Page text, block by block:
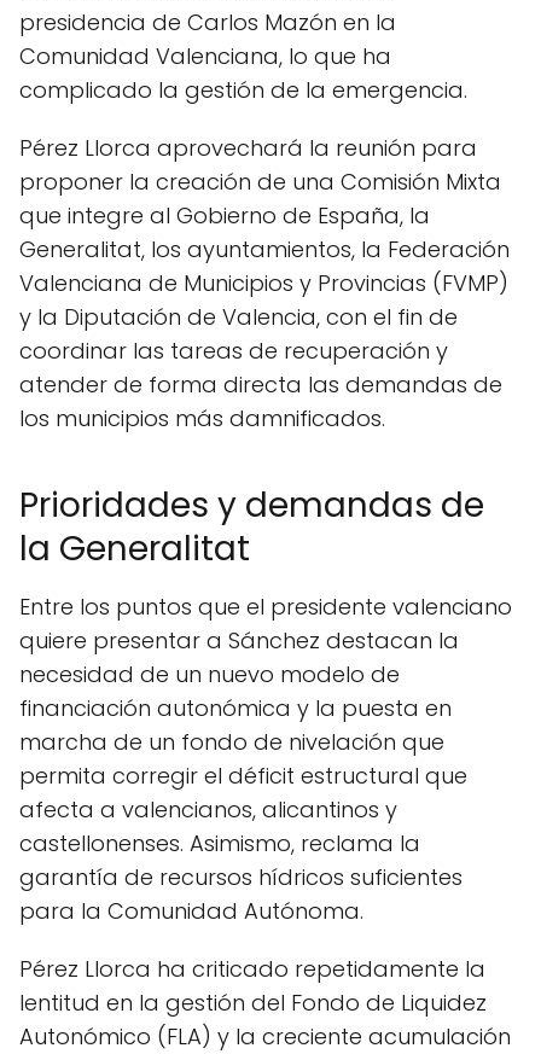
presidencia de Carlos Mazón en la
Comunidad Valenciana, lo que ha
complicado la gestión de la emergencia.
Pérez Llorca aprovechará la reunión para
proponer la creación de una Comisión Mixta
que integre al Gobierno de España, la
Generalitat, los ayuntamientos, la Federación
Valenciana de Municipios y Provincias (FVMP)
y la Diputación de Valencia, con el fin de
coordinar las tareas de recuperación y
atender de forma directa las demandas de
los municipios más damnificados.
Prioridades y demandas de
la Generalitat
Entre los puntos que el presidente valenciano
quiere presentar a Sánchez destacan la
necesidad de un nuevo modelo de
financiación autonómica y la puesta en
marcha de un fondo de nivelación que
permita corregir el déficit estructural que
afecta a valencianos, alicantinos y
castellonenses. Asimismo, reclama la
garantía de recursos hídricos suficientes
para la Comunidad Autónoma.
Pérez Llorca ha criticado repetidamente la
lentitud en la gestión del Fondo de Liquidez
Autonómico (FLA) y la creciente acumulación